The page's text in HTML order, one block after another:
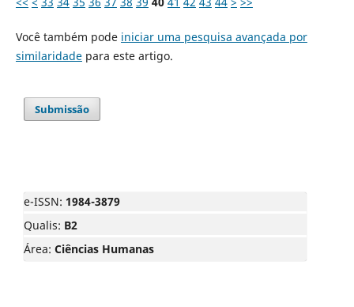
Você também pode iniciar uma pesquisa avançada por
similaridadepara este artigo.
Submissão
e-ISSN: 1984-3879
Qualis: B2
Área: Ciências Humanas